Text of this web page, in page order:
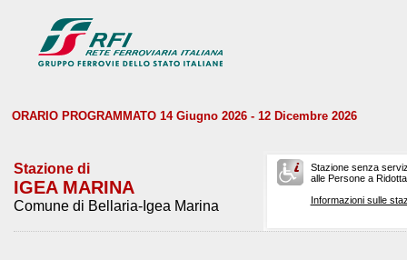
ORARIO PROGRAMMATO 14 Giugno 2026 - 12 Dicembre 2026
Stazione di
IGEA MARINA
Comune di Bellaria-Igea Marina
Stazione senza
alle Persone a
Informazioni sulle